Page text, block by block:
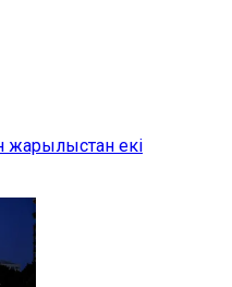
жарылыстан екі